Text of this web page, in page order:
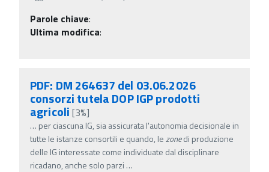
Parole chiave:
Ultima modifica:
PDF: DM 264637 del 03.06.2026
consorzi tutela DOP IGP prodotti
agricoli [3%]
… per ciascuna IG, sia assicurata l'autonomia decisionale in
tutte le istanze consortili e quando, lezonedi produzione
delle IG interessate come individuate dal disciplinare
ricadano, anche solo parzi …